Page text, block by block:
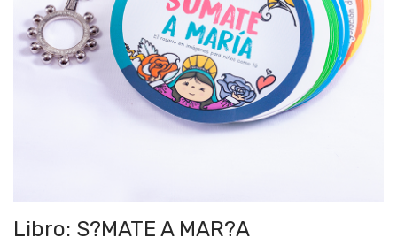
Libro: S?MATE A MAR?A